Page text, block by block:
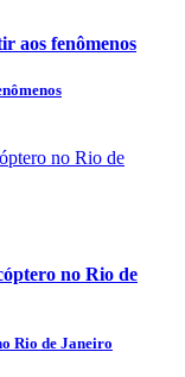
aos fenômenos
no Rio de
Rio de Janeiro